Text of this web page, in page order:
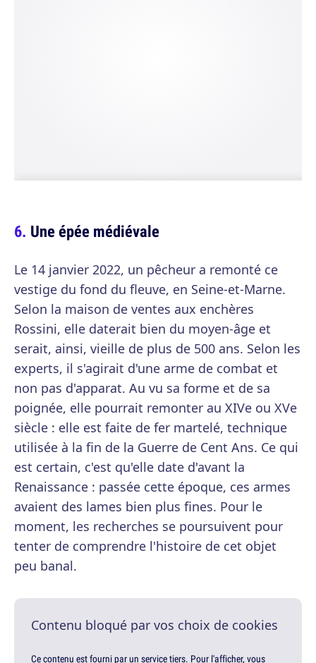
Une épée médiévale
Le 14 janvier 2022, un pêcheur a remonté ce
vestige du fond du fleuve, en Seine-et-Marne.
Selon la maison de ventes aux enchères
Rossini, elle daterait bien du moyen-âge et
serait, ainsi, vieille de plus de 500 ans. Selon les
experts, il s'agirait d'une arme de combat et
non pas d'apparat. Au vu sa forme et de sa
poignée, elle pourrait remonter au XIVe ou XVe
siècle : elle est faite de fer martelé, technique
utilisée à la fin de la Guerre de Cent Ans. Ce qui
est certain, c'est qu'elle date d'avant la
Renaissance : passée cette époque, ces armes
avaient des lames bien plus fines. Pour le
moment, les recherches se poursuivent pour
tenter de comprendre l'histoire de cet objet
peu banal.
Contenu bloqué par vos choix de cookies
Ce contenu est fourni par un service tiers. Pour l'afficher, vous